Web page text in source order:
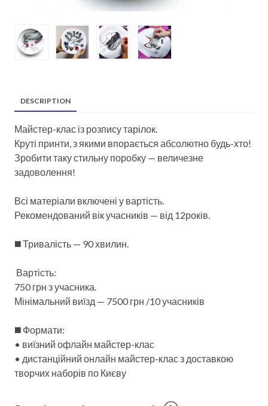
DESCRIPTION
Майстер-клас із розпису тарілок.
Круті принти, з якими впорається абсолютно будь-хто!
Зробити таку стильну поробку — величезне
задоволення!
Всі матеріали включені у вартість.
Рекомендований вік учасників — від 12років.
◼️ Тривалість — 90 хвилин.
Вартість:
750 грн з учасника.
Мінімальний виїзд — 7500 грн /10 учасників
◼️ Формати:
• виїзний офлайн майстер-клас
• дистанційний онлайн майстер-клас з доставкою
творчих наборів по Києву